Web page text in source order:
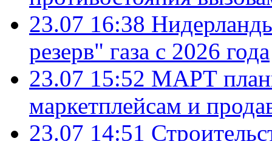
23.07 16:38
резерв" газа с 2026 года
23.07 15:52 МАРТ
маркетплейсам и
23.07 14:51